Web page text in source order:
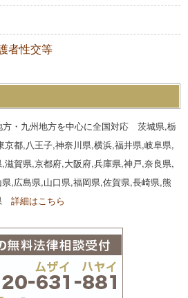
者性交等
方・九州地方を中心に全国対応 茨城県,栃
都,八王子,神奈川県,横浜,福井県,岐阜県,
賀県,京都府,大阪府,兵庫県,神戸,奈良県,
,広島県,山口県,福岡県,佐賀県,長崎県,熊
詳細はこちら